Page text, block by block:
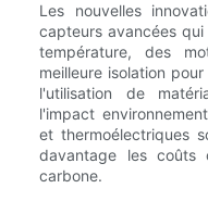
Les nouvelles
capteurs avancées
température, des
meilleure isolation
l'utilisation de
l'impact
et thermoélectriques
davantage les coûts
carbone.